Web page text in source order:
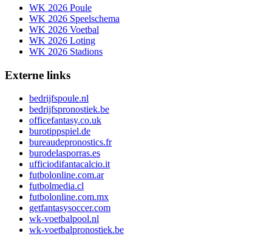
WK 2026 Poule
WK 2026 Speelschema
WK 2026 Voetbal
WK 2026 Loting
WK 2026 Stadions
Externe links
bedrijfspoule.nl
bedrijfspronostiek.be
officefantasy.co.uk
burotippspiel.de
bureaudepronostics.fr
burodelasporras.es
ufficiodifantacalcio.it
futbolonline.com.ar
futbolmedia.cl
futbolonline.com.mx
getfantasysoccer.com
wk-voetbalpool.nl
wk-voetbalpronostiek.be